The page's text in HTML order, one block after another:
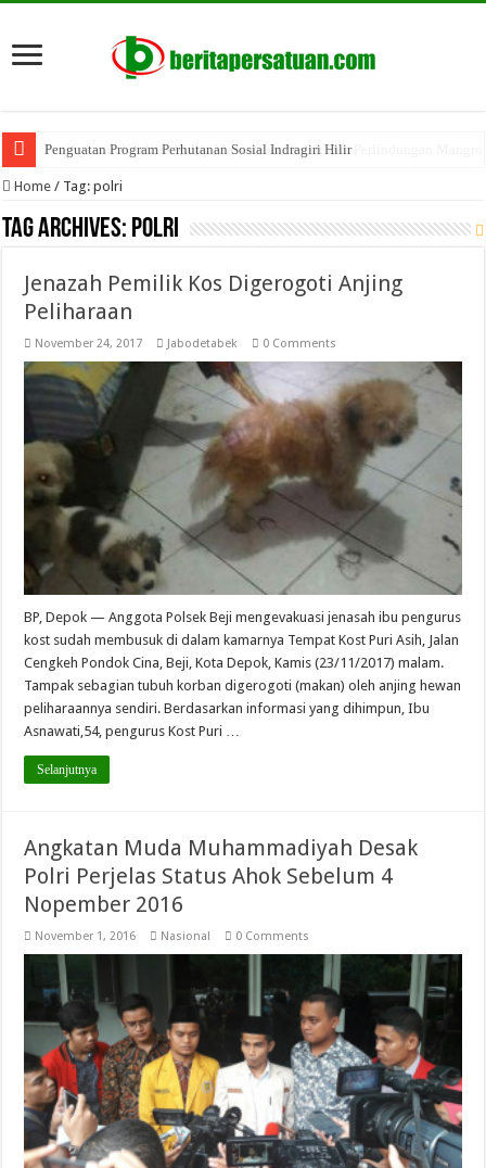
Penguatan Program Perhutanan Sosial Indragiri Hilir
Home / Tag:polri
Tag Archives: polri
Jenazah Pemilik Kos Digerogoti Anjing
Peliharaan
November 24, 2017 Jabodetabek 0 Comments
BP, Depok — Anggota Polsek Beji mengevakuasi jenasah ibu pengurus
kost sudah membusuk di dalam kamarnya Tempat Kost Puri Asih, Jalan
Cengkeh Pondok Cina, Beji, Kota Depok, Kamis (23/11/2017) malam.
Tampak sebagian tubuh korban digerogoti (makan) oleh anjing hewan
peliharaannya sendiri. Berdasarkan informasi yang dihimpun, Ibu
Asnawati,54, pengurus Kost Puri …
Selanjutnya
Angkatan Muda Muhammadiyah Desak
Polri Perjelas Status Ahok Sebelum 4
Nopember 2016
November 1, 2016 Nasional 0 Comments